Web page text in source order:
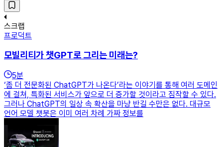
스크랩
프로덕트
모빌리티가 챗GPT로 그리는 미래는?
5분
‘좀 더 전문화된 ChatGPT가 나온다’라는 이야기를 통해 여러 도메인
에 걸쳐, 특화된 서비스가 앞으로 더 증가할 것이라고 짐작할 수 있다.
그러나 ChatGPT의 일상 속 확산을 마냥 반길 수만은 없다. 대규모
언어 모델 챗봇은 이미 여러 차례 가짜 정보를